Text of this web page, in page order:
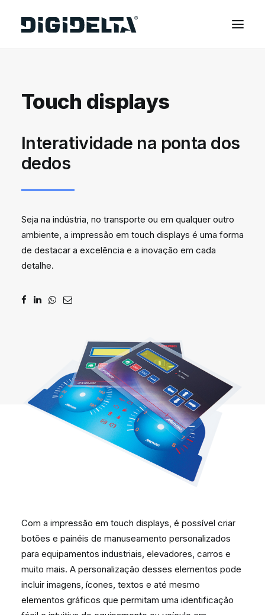
APLICAÇÕES
TECNOLOGIA MIMAKI
CONTACTOS
CATÁLOGOS
PARTNERS
RECURSOS
IDIOMA
Touch displays
Interatividade na ponta dos
dedos
Seja na indústria, no transporte ou em qualquer outro
ambiente, a impressão em touch displays é uma forma
de destacar a excelência e a inovação em cada
detalhe.
Com a impressão em touch displays, é possível criar
botões e painéis de manuseamento personalizados
para equipamentos industriais, elevadores, carros e
muito mais. A personalização desses elementos pode
incluir imagens, ícones, textos e até mesmo
elementos gráficos que permitam uma identificação